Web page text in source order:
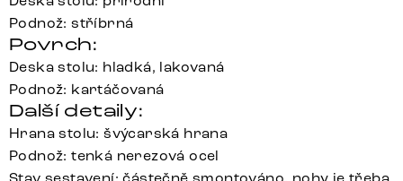
Podnož: stříbrná
Povrch:
Deska stolu: hladká, lakovaná
Podnož: kartáčovaná
Další detaily:
Hrana stolu: švýcarská hrana
Podnož: tenká nerezová ocel